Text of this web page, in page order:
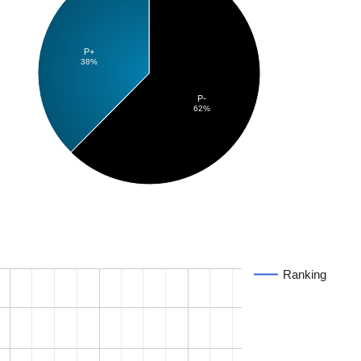
P-
62%
P+
38%
Ranking